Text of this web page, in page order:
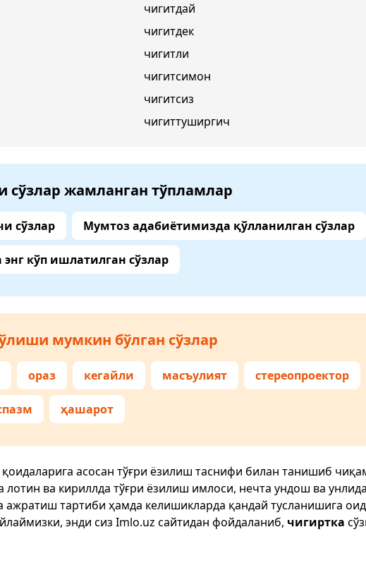
чигитдай
чигитдек
чигитли
чигитсимон
чигитсиз
чигиттуширгич
сўзлар жамланган тўпламлар
сўзлар Мумтоз адабиётимизда қўлланилган сўзлар
кўп ишлатилган сўзлар
мумкин бўлган сўзлар
ораз кегайли масъулият стереопроектор
ҳашарот
асосан тўғри ёзилиш таснифи билан танишиб
лотин ва кириллда тўғри ёзилиш имлоси, нечта ундош ва
ажратиш тартиби ҳамда келишикларда қандай тусланишига оид
энди сиз Imlo.uz сайтидан фойдаланиб, чигиртка